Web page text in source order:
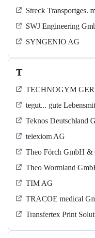
Streck Transportges.
SWJ Engineering
SYNGENIO AG
T
TECHNOGYM
tegut... gute
Teknos Deutschland
telexiom AG
Theo Förch GmbH &
Theo Wormland
TIM AG
TRACOE medical
Transfertex Print